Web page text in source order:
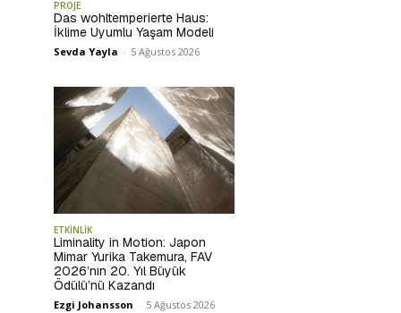
PROJE
Das wohltemperierte Haus:
İklime Uyumlu Yaşam Modeli
Sevda Yayla - 5 Ağustos 2026
ETKİNLİK
Liminality in Motion: Japon
Mimar Yurika Takemura, FAV
2026’nın 20. Yıl Büyük
Ödülü’nü Kazandı
Ezgi Johansson - 5 Ağustos 2026